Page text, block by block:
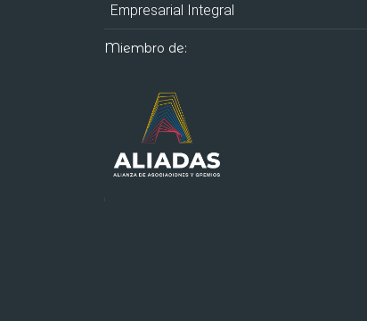
Empresarial Integral
Miembro de: